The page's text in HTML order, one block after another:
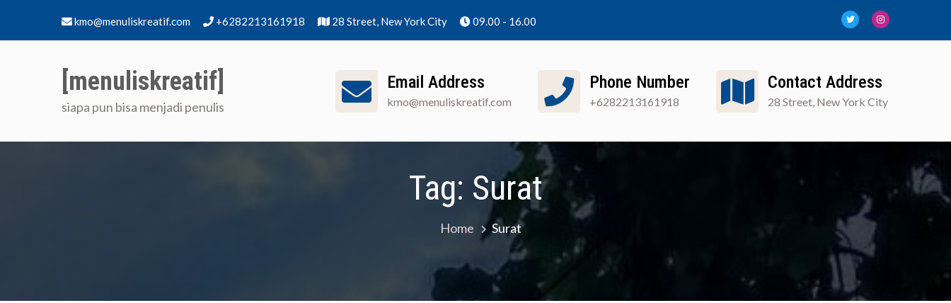
kmo@menuliskreatif.com +6282213161918 28 Street, New York City 09.00 - 16.00
[menuliskreatif]
siapa pun bisa menjadi penulis
Email Address
kmo@menuliskreatif.com
Phone Number
+6282213161918
Contact Address
28 Street, New York City
Tag: Surat
Home Surat